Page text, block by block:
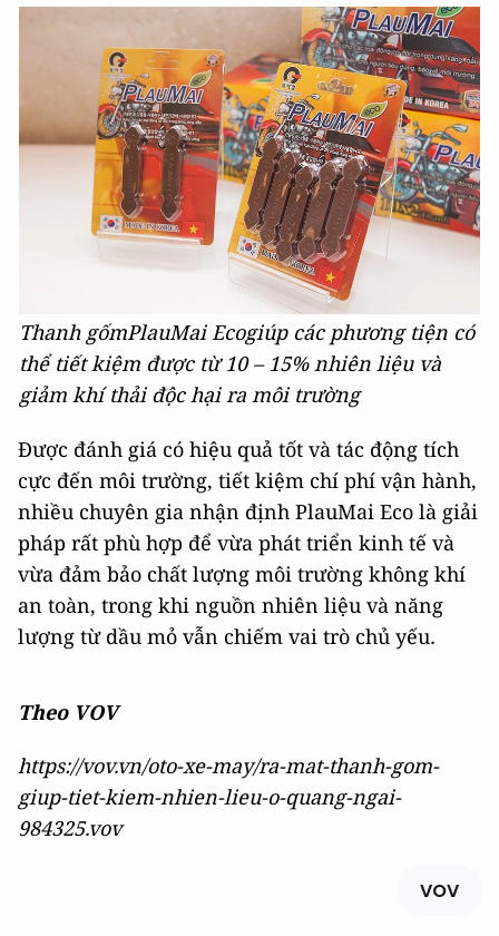
Thanh gốmPlauMai Ecogiúp các phương tiện có
thể tiết kiệm được từ 10 – 15% nhiên liệu và
giảm khí thải độc hại ra môi trường
Được đánh giá có hiệu quả tốt và tác động tích
cực đến môi trường, tiết kiệm chí phí vận hành,
nhiều chuyên gia nhận định PlauMai Eco là giải
pháp rất phù hợp để vừa phát triển kinh tế và
vừa đảm bảo chất lượng môi trường không khí
an toàn, trong khi nguồn nhiên liệu và năng
lượng từ dầu mỏ vẫn chiếm vai trò chủ yếu.
Theo VOV
https://vov.vn/oto-xe-may/ra-mat-thanh-gom-
giup-tiet-kiem-nhien-lieu-o-quang-ngai-
984325.vov
VOV